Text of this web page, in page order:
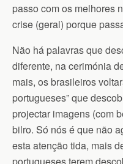
passo com os melhores
crise (geral) porque
Não há palavras que
diferente, na cerimónia
mais, os brasileiros
portugueses” que
projectar imagens (com
bilro. Só nós é que não
esta atenção tida, mais